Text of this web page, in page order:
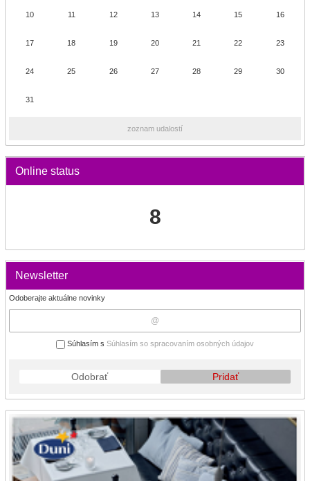
10 11 12 13 14 15 16
17 18 19 20 21 22 23
24 25 26 27 28 29 30
31
zoznam udalostí
Online status
8
Newsletter
Odoberajte aktuálne novinky
Súhlasím s Súhlasím so spracovaním osobných údajov
Odobrať Pridať